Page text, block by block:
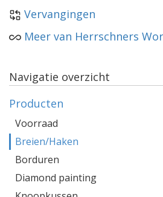
Vervangingen
Meer van Herrschners
Navigatie overzicht
Producten
Voorraad
Breien/Haken
Borduren
Diamond painting